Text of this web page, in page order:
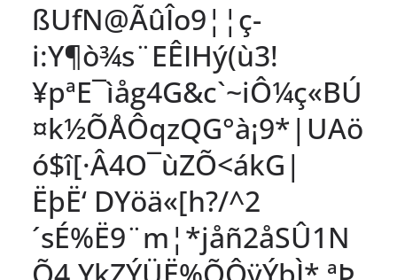
ßUfN@ÃûÎo9¦¦ç-
i:Y¶ò¾s¨EÊIHý(ù3!
¥pªE¯ìåg4G&c`~iÔ¼ç«BÚ
¤k½ÕÅÔqzQG°à¡9*|UAö
ó$î[·Â4O¯ùZÕ<ákG|
ËþË‘ DYöä«[h?/^2
´sÉ%Ë9¨m¦*jåñ2åSÛ1N